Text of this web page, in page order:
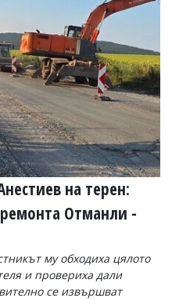
на терен:
Отманли -
му обходиха цялото
и провериха дали
се извършват